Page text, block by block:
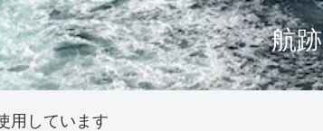
航跡
用しています